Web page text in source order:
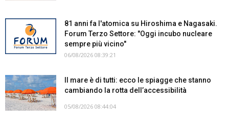
81 anni fa l'atomica su Hiroshima e Nagasaki.
Forum Terzo Settore: "Oggi incubo nucleare
sempre più vicino"
06/08/2026 08:39:21
Il mare è di tutti: ecco le spiagge che stanno
cambiando la rotta dell’accessibilità
05/08/2026 08:44:04